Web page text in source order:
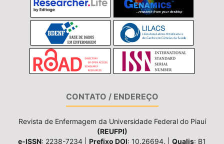
CONTATO / ENDEREÇO
Revista de Enfermagem da Universidade Federal do Piauí
(REUFPI)
e-ISSN: 2238-7234 | Prefixo DOI: 10.26694. | Qualis: B1